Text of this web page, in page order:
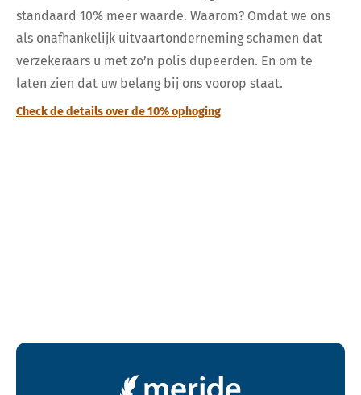
standaard 10% meer waarde. Waarom? Omdat we ons
als onafhankelijk uitvaartonderneming schamen dat
verzekeraars u met zo’n polis dupeerden. En om te
laten zien dat uw belang bij ons voorop staat.
Check de details over de 10% ophoging